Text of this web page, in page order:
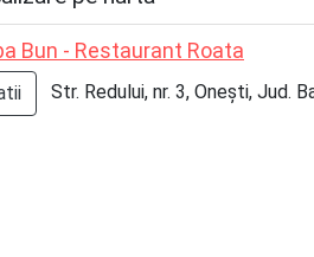
Bun - Restaurant Roata
Str. Redului, nr. 3, Onești, Jud.